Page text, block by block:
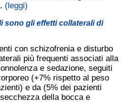
(leggi)
sono gli effetti collaterali di
con schizofrenia e disturbo
più frequenti associati alla
e sedazione, seguiti
(+7% rispetto al peso
e da (5% dei pazienti
della bocca e